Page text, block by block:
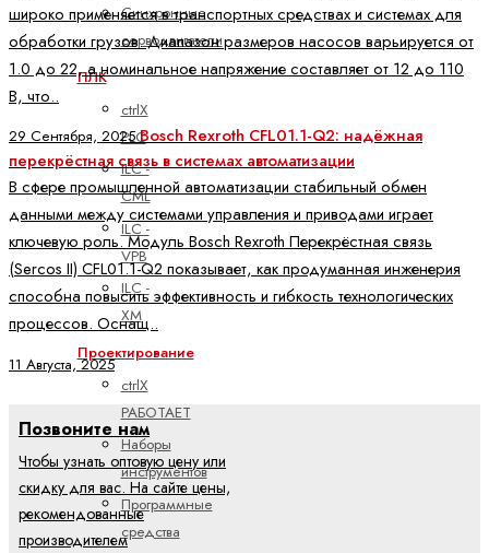
Синхронные
серводвигатели
ПЛК
ctrlX
PLC
ILC -
CML
ILC -
VPB
ILC -
XM
Проектирование
ctrlX
РАБОТАЕТ
Наборы
инструментов
Программные
средства
широко применяется в транспортных средствах и системах для
обработки грузов. Диапазон размеров насосов варьируется от
1.0 до 22, а номинальное напряжение составляет от 12 до 110
В, что..
29 Сентября, 2025Bosch Rexroth CFL01.1-Q2: надёжная
перекрёстная связь в системах автоматизации
В сфере промышленной автоматизации стабильный обмен
данными между системами управления и приводами играет
ключевую роль. Модуль Bosch Rexroth Перекрёстная связь
(Sercos II) CFL01.1-Q2 показывает, как продуманная инженерия
способна повысить эффективность и гибкость технологических
процессов. Оснащ..
11 Августа, 2025
Позвоните нам
Чтобы узнать оптовую цену или
скидку для вас. На сайте цены,
рекомендованные
производителем